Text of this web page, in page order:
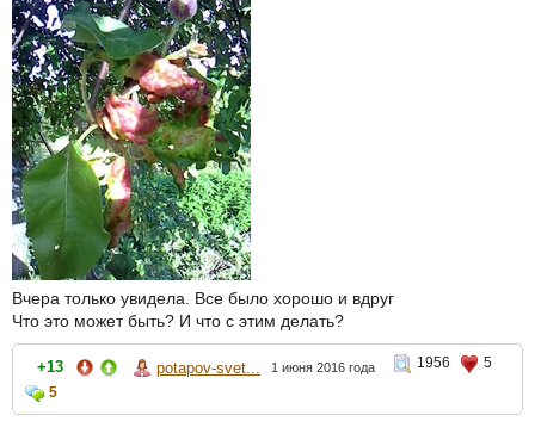
Вчера только увидела. Все было хорошо и вдруг
Что это может быть? И что с этим делать?
+13 potapov-svet... 1 июня 2016 года 1956
5
5